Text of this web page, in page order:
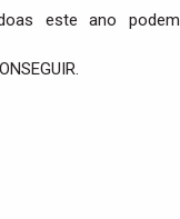
este ano podem